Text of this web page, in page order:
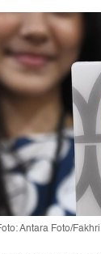
Antara Foto/